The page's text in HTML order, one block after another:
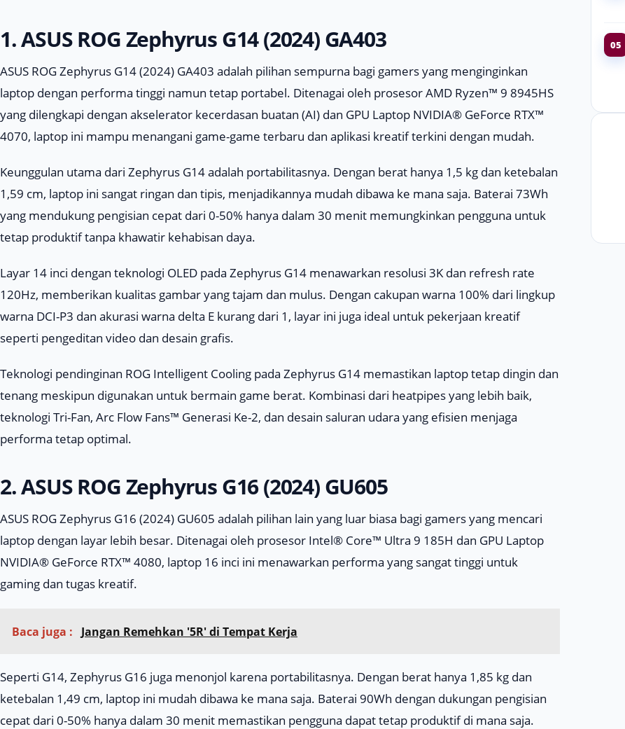
1. ASUS ROG Zephyrus G14 (2024) GA403
ASUS ROG Zephyrus G14 (2024) GA403 adalah pilihan sempurna bagi gamers yang menginginkan
laptop dengan performa tinggi namun tetap portabel. Ditenagai oleh prosesor AMD Ryzen™ 9 8945HS
yang dilengkapi dengan akselerator kecerdasan buatan (AI) dan GPU Laptop NVIDIA® GeForce RTX™
4070, laptop ini mampu menangani game-game terbaru dan aplikasi kreatif terkini dengan mudah.
Keunggulan utama dari Zephyrus G14 adalah portabilitasnya. Dengan berat hanya 1,5 kg dan ketebalan
1,59 cm, laptop ini sangat ringan dan tipis, menjadikannya mudah dibawa ke mana saja. Baterai 73Wh
yang mendukung pengisian cepat dari 0-50% hanya dalam 30 menit memungkinkan pengguna untuk
tetap produktif tanpa khawatir kehabisan daya.
Layar 14 inci dengan teknologi OLED pada Zephyrus G14 menawarkan resolusi 3K dan refresh rate
120Hz, memberikan kualitas gambar yang tajam dan mulus. Dengan cakupan warna 100% dari lingkup
warna DCI-P3 dan akurasi warna delta E kurang dari 1, layar ini juga ideal untuk pekerjaan kreatif
seperti pengeditan video dan desain grafis.
Teknologi pendinginan ROG Intelligent Cooling pada Zephyrus G14 memastikan laptop tetap dingin dan
tenang meskipun digunakan untuk bermain game berat. Kombinasi dari heatpipes yang lebih baik,
teknologi Tri-Fan, Arc Flow Fans™ Generasi Ke-2, dan desain saluran udara yang efisien menjaga
performa tetap optimal.
2. ASUS ROG Zephyrus G16 (2024) GU605
ASUS ROG Zephyrus G16 (2024) GU605 adalah pilihan lain yang luar biasa bagi gamers yang mencari
laptop dengan layar lebih besar. Ditenagai oleh prosesor Intel® Core™ Ultra 9 185H dan GPU Laptop
NVIDIA® GeForce RTX™ 4080, laptop 16 inci ini menawarkan performa yang sangat tinggi untuk
gaming dan tugas kreatif.
Baca juga : Jangan Remehkan '5R' di Tempat Kerja
Seperti G14, Zephyrus G16 juga menonjol karena portabilitasnya. Dengan berat hanya 1,85 kg dan
ketebalan 1,49 cm, laptop ini mudah dibawa ke mana saja. Baterai 90Wh dengan dukungan pengisian
cepat dari 0-50% hanya dalam 30 menit memastikan pengguna dapat tetap produktif di mana saja.
05